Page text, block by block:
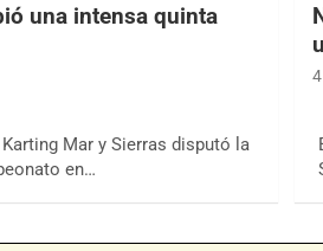
una intensa quinta
Mar y Sierras disputó la
en…